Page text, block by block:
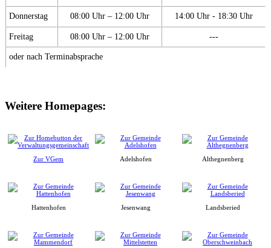
Donnerstag 08:00 Uhr – 12:00 Uhr 14:00 Uhr - 18:30 Uhr
Freitag 08:00 Uhr – 12:00 Uhr ---
oder nach Terminabsprache
Weitere Homepages:
Zur VGem Adelshofen Althegnenberg
Hattenhofen Jesenwang Landsberied